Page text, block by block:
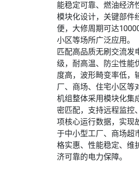
能稳定可靠、燃油经济
模块化设计，关键部件
便，大修周期可达
小区等场所广泛应用。
匹配高品质无刷交流发
级，耐高温、防尘性能
度高，波形畸变率低，
厂、商场、住宅小区等
机组整体采用模块化集
密匹配，支持远程监控
项核心运行数据，实现
于中小型工厂、商场超
格实惠、性能稳定、维
济可靠的电力保障。